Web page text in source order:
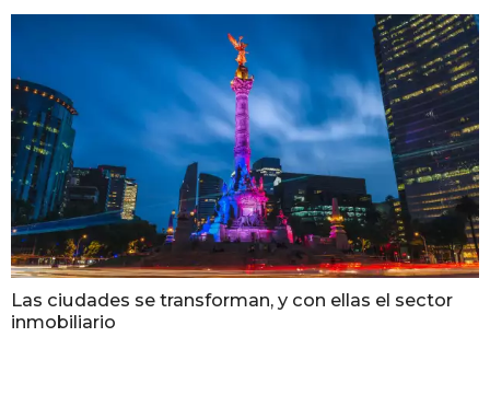
Las ciudades se transforman, y con ellas el sector
inmobiliario